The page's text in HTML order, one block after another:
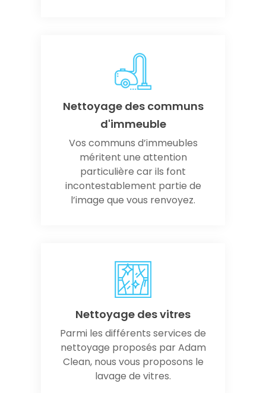
Nettoyage des communs
d'immeuble
Vos communs d’immeubles
méritent une attention
particulière car ils font
incontestablement partie de
l’image que vous renvoyez.
Nettoyage des vitres
Parmi les différents services de
nettoyage proposés par Adam
Clean, nous vous proposons le
lavage de vitres.​